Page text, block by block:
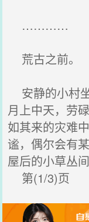
…………
荒古之前。
安静的小村
月上中天，劳
如其来的灾难
谧，偶尔会有
屋后的小草丛
第(1/3)页